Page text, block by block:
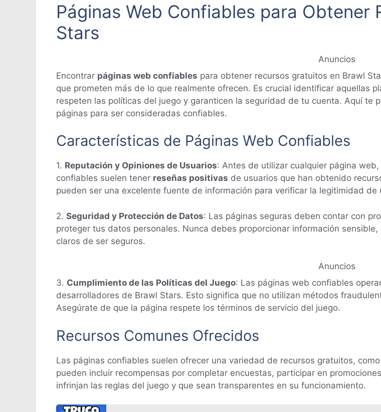
Páginas Web Confiables para Obtener
Stars
Anuncios
Encontrar páginas web confiables para obtener recursos gratuitos en Brawl
que prometen más de lo que realmente ofrecen. Es crucial identificar aquellas
respeten las políticas del juego y garanticen la seguridad de tu cuenta. Aquí te
páginas para ser consideradas confiables.
Características de Páginas Web Confiables
1. Reputación y Opiniones de Usuarios: Antes de utilizar cualquier página
confiables suelen tener reseñas positivas de usuarios que han obtenido
pueden ser una excelente fuente de información para verificar la legitimidad de
2. Seguridad y Protección de Datos: Las páginas seguras deben contar con
proteger tus datos personales. Nunca debes proporcionar información
claros de ser seguros.
Anuncios
3. Cumplimiento de las Políticas del Juego: Las páginas web confiables
desarrolladores de Brawl Stars. Esto significa que no utilizan métodos
Asegúrate de que la página respete los términos de servicio del juego.
Recursos Comunes Ofrecidos
Las páginas confiables suelen ofrecer una variedad de recursos gratuitos, como
pueden incluir recompensas por completar encuestas, participar en
infrinjan las reglas del juego y que sean transparentes en su funcionamiento.